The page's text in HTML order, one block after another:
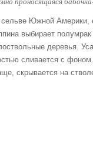
сельве Южной
выбирает
деревья.
сливается с
скрывается на